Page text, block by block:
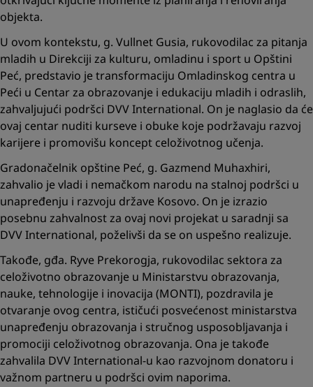
objekta.
U ovom kontekstu, g. Vullnet Gusia, rukovodilac za pitanja
mladih u Direkciji za kulturu, omladinu i sport u Opštini
Peć, predstavio je transformaciju Omladinskog centra u
Peći u Centar za obrazovanje i edukaciju mladih i odraslih,
zahvaljujući podršci DVV International. On je naglasio da će
ovaj centar nuditi kurseve i obuke koje podržavaju razvoj
karijere i promovišu koncept celoživotnog učenja.
Gradonačelnik opštine Peć, g. Gazmend Muhaxhiri,
zahvalio je vladi i nemačkom narodu na stalnoj podršci u
unapređenju i razvoju države Kosovo. On je izrazio
posebnu zahvalnost za ovaj novi projekat u saradnji sa
DVV International, poželivši da se on uspešno realizuje.
Takođe, gđa. Ryve Prekorogja, rukovodilac sektora za
celoživotno obrazovanje u Ministarstvu obrazovanja,
nauke, tehnologije i inovacija (MONTI), pozdravila je
otvaranje ovog centra, ističući posvećenost ministarstva
unapređenju obrazovanja i stručnog usposobljavanja i
promociji celoživotnog obrazovanja. Ona je takođe
zahvalila DVV International-u kao razvojnom donatoru i
važnom partneru u podršci ovim naporima.